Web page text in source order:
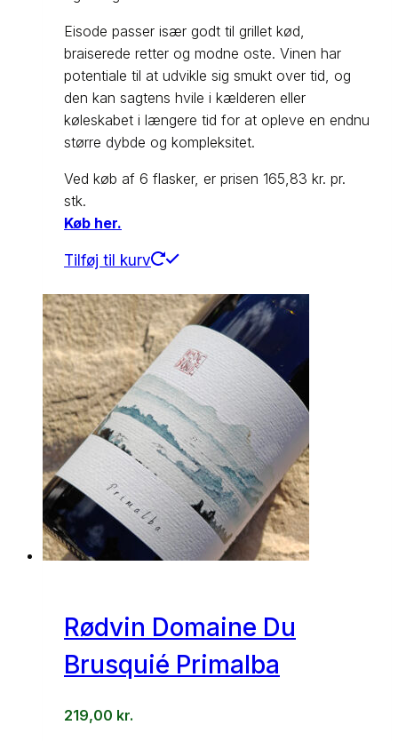
Eisode passer især godt til grillet kød,
braiserede retter og modne oste. Vinen har
potentiale til at udvikle sig smukt over tid, og
den kan sagtens hvile i kælderen eller
køleskabet i længere tid for at opleve en endnu
større dybde og kompleksitet.
Ved køb af 6 flasker, er prisen 165,83 kr. pr.
stk.
Køb her.
Tilføj til kurv
Rødvin Domaine Du
Brusquié Primalba
219,00 kr.